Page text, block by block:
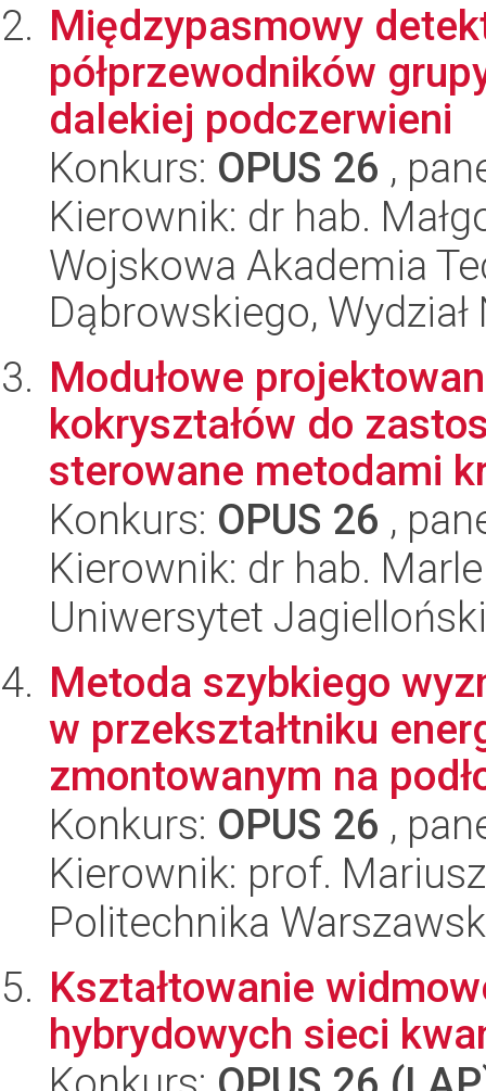
Międzypasmowy
półprzewodników
dalekiej podczerwieni
Konkurs: OPUS 26 ,
Kierownik: dr hab.
Wojskowa Akademia
Dąbrowskiego,
Modułowe
kokryształów do
sterowane metodami
Konkurs: OPUS 26 ,
Kierownik: dr hab.
Uniwersytet
Metoda szybkiego
w przekształtniku
zmontowanym na
Konkurs: OPUS 26 ,
Kierownik: prof.
Politechnika
Kształtowanie
hybrydowych sieci